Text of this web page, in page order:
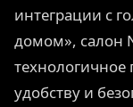
интеграции с
домом», салон
технологичное
удобству и